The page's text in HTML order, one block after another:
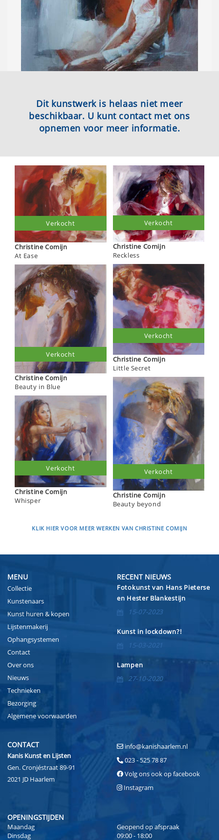
Dit kunstwerk is helaas niet meer
beschikbaar. U kunt contact met ons
opnemen voor meer informatie.
Christine Comijn
At Ease
Verkocht
Christine Comijn
Beauty in Blue
Verkocht
Christine Comijn
Whisper
Verkocht
Christine Comijn
Reckless
Verkocht
Christine Comijn
Little Secret
Verkocht
Christine Comijn
Beauty beyond
Verkocht
KLIK HIER VOOR MEER WERKEN VAN CHRISTINE COMIJN
MENU
Collectie
Kunstenaars
Kunst huren & kopen
Lijstenmakerij
Ophangsystemen
Contact
Over ons
Nieuws
Technieken
Bezorging
Algemene voorwaarden
RECENT NIEUWS
Fotokunst van Hans Pieterse
en Hester Blankestijn
15-07-2023
Kunst in lockdown?!
15-03-2021
Lampen
27-10-2020
CONTACT
Kanis Kunst en Lijsten
Gen. Cronjéstraat 89-91
2021 JD Haarlem
info@kanishaarlem.nl
023 - 525 78 87
Volg ons ook op facebook
Instagram
OPENINGSTIJDEN
Maandag
Geopend op afspraak
Dinsdag
09:00 - 18:00